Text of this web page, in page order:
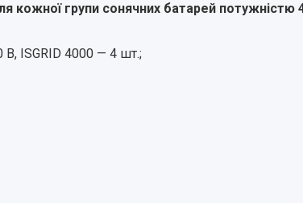
групи сонячних батарей потужністю
ISGRID 4000 — 4 шт.;